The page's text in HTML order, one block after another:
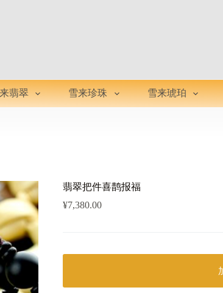
翡翠 雪来珍珠 雪来琥珀
翡翠把件喜鹊报福
¥7,380.00